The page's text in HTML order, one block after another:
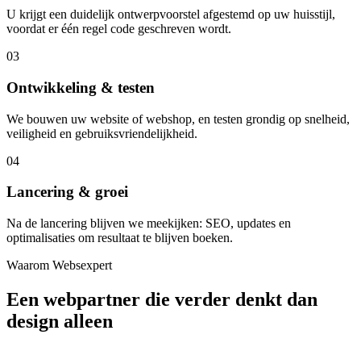
U krijgt een duidelijk ontwerpvoorstel afgestemd op uw huisstijl,
voordat er één regel code geschreven wordt.
03
Ontwikkeling & testen
We bouwen uw website of webshop, en testen grondig op snelheid,
veiligheid en gebruiksvriendelijkheid.
04
Lancering & groei
Na de lancering blijven we meekijken: SEO, updates en
optimalisaties om resultaat te blijven boeken.
Waarom Websexpert
Een webpartner die verder denkt dan
design alleen